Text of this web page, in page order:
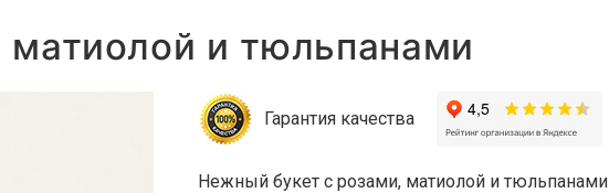
матиолой и тюльпанами
Гарантия качества
Нежный букет с розами, матиолой и тюльпанами